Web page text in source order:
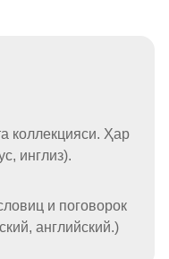
коллекцияси. Ҳар
инглиз).
и поговорок
английский.)